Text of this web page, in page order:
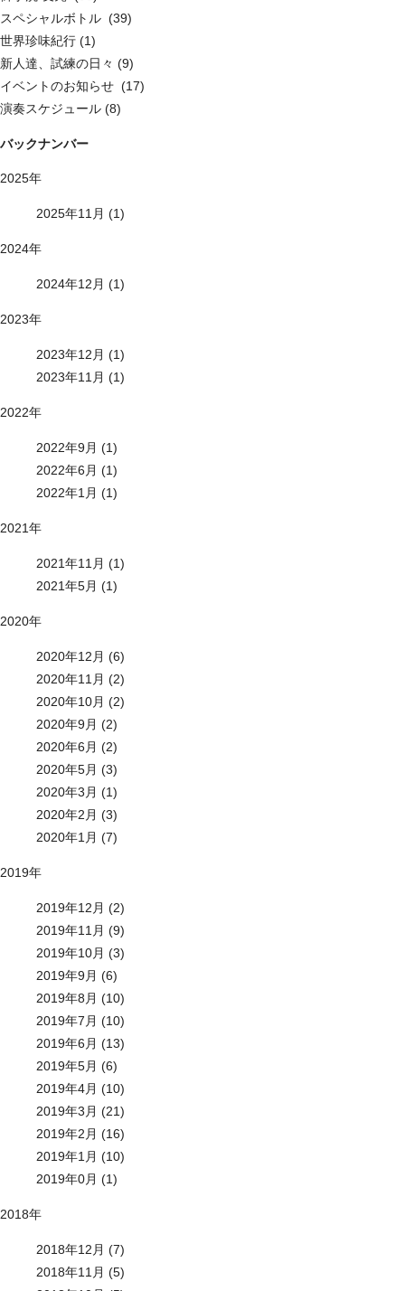
スペシャルボトル (39)
世界珍味紀行 (1)
新人達、試練の日々 (9)
イベントのお知らせ (17)
演奏スケジュール (8)
バックナンバー
2025年
2025年11月 (1)
2024年
2024年12月 (1)
2023年
2023年12月 (1)
2023年11月 (1)
2022年
2022年9月 (1)
2022年6月 (1)
2022年1月 (1)
2021年
2021年11月 (1)
2021年5月 (1)
2020年
2020年12月 (6)
2020年11月 (2)
2020年10月 (2)
2020年9月 (2)
2020年6月 (2)
2020年5月 (3)
2020年3月 (1)
2020年2月 (3)
2020年1月 (7)
2019年
2019年12月 (2)
2019年11月 (9)
2019年10月 (3)
2019年9月 (6)
2019年8月 (10)
2019年7月 (10)
2019年6月 (13)
2019年5月 (6)
2019年4月 (10)
2019年3月 (21)
2019年2月 (16)
2019年1月 (10)
2019年0月 (1)
2018年
2018年12月 (7)
2018年11月 (5)